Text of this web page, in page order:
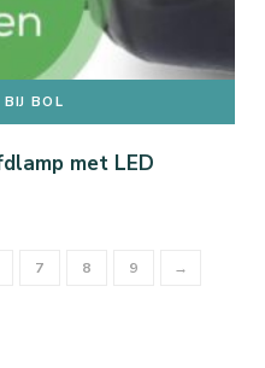
BOL
met LED
7 8 9 →